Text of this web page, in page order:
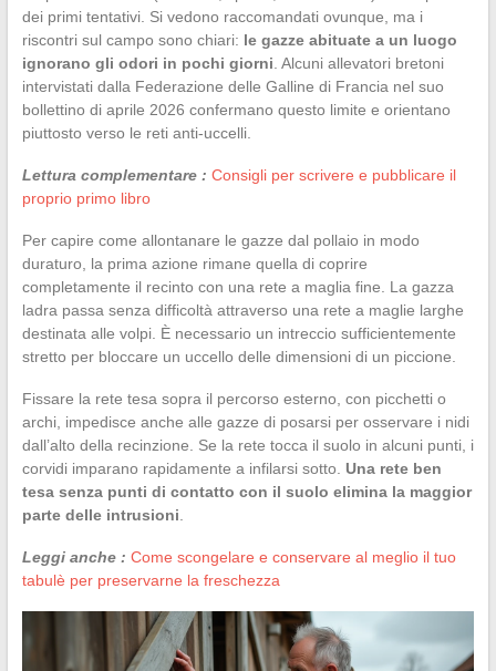
dei primi tentativi. Si vedono raccomandati ovunque, ma i
riscontri sul campo sono chiari: le gazze abituate a un luogo
ignorano gli odori in pochi giorni . Alcuni allevatori bretoni
intervistati dalla Federazione delle Galline di Francia nel suo
bollettino di aprile 2026 confermano questo limite e orientano
piuttosto verso le reti anti-uccelli.
Lettura complementare : Consigli per scrivere e pubblicare il
proprio primo libro
Per capire come allontanare le gazze dal pollaio in modo
duraturo, la prima azione rimane quella di coprire
completamente il recinto con una rete a maglia fine. La gazza
ladra passa senza difficoltà attraverso una rete a maglie larghe
destinata alle volpi. È necessario un intreccio sufficientemente
stretto per bloccare un uccello delle dimensioni di un piccione.
Fissare la rete tesa sopra il percorso esterno, con picchetti o
archi, impedisce anche alle gazze di posarsi per osservare i nidi
dall’alto della recinzione. Se la rete tocca il suolo in alcuni punti, i
corvidi imparano rapidamente a infilarsi sotto. Una rete ben
tesa senza punti di contatto con il suolo elimina la maggior
parte delle intrusioni
Leggi anche : Come scongelare e conservare al meglio il tuo
tabulè per preservarne la freschezza